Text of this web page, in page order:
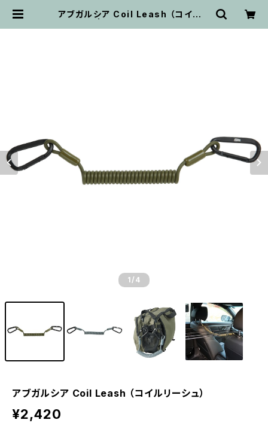
アブガルシア Coil Leash （コイルリ
1 /4
アブガルシア Coil Leash （コイルリーシュ）
¥2,420